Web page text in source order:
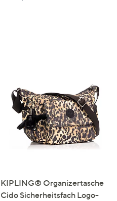
KIPLING® Organizertasche
Cido Sicherheitsfach Logo-